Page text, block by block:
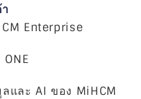
Enterprise
ONE
และ AI ของ MiHCM